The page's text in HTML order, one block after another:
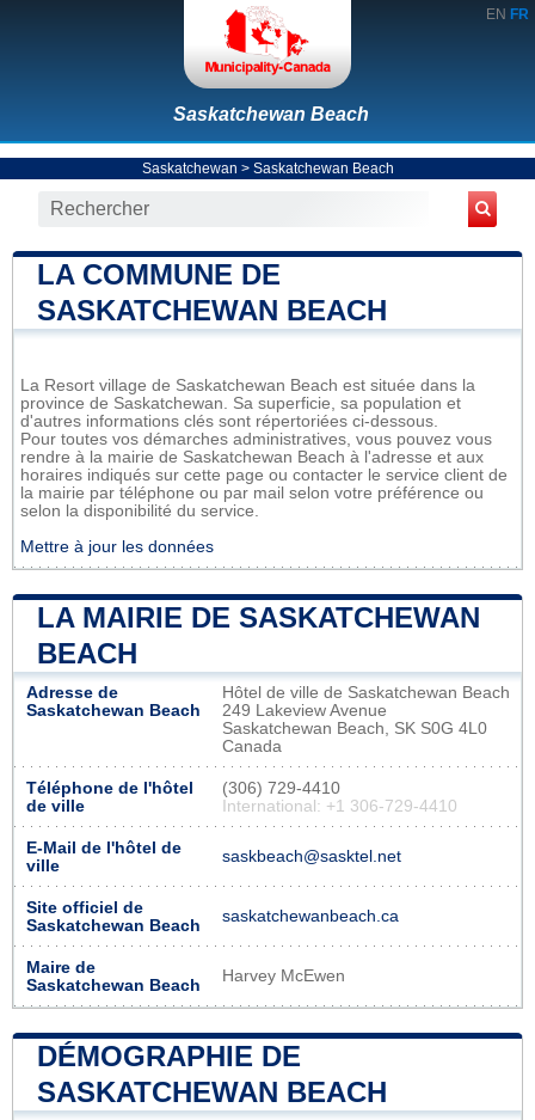
EN FR
Saskatchewan Beach
Saskatchewan > Saskatchewan Beach
LA COMMUNE DE
SASKATCHEWAN BEACH
La Resort village de Saskatchewan Beach est située dans la
province de Saskatchewan. Sa superficie, sa population et
d'autres informations clés sont répertoriées ci-dessous.
Pour toutes vos démarches administratives, vous pouvez vous
rendre à la mairie de Saskatchewan Beach à l'adresse et aux
horaires indiqués sur cette page ou contacter le service client de
la mairie par téléphone ou par mail selon votre préférence ou
selon la disponibilité du service.
Mettre à jour les données
LA MAIRIE DE SASKATCHEWAN
BEACH
Adresse de
Saskatchewan Beach
Hôtel de ville de Saskatchewan Beach
249 Lakeview Avenue
Saskatchewan Beach, SK S0G 4L0
Canada
Téléphone de l'hôtel
de ville
(306) 729-4410
International: +1 306-729-4410
E-Mail de l'hôtel de
ville
saskbeach@sasktel.net
Site officiel de
Saskatchewan Beach
saskatchewanbeach.ca
Maire de
Saskatchewan Beach
Harvey McEwen
DÉMOGRAPHIE DE
SASKATCHEWAN BEACH